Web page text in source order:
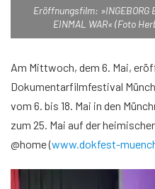
Eröffnungsfilm: »INGEBORG
EINMAL WAR« (Foto
Am Mittwoch, dem 6. Mai,
Dokumentarfilmfestival
vom 6. bis 18. Mai in den
zum 25. Mai auf der
@home (www.dokfest-